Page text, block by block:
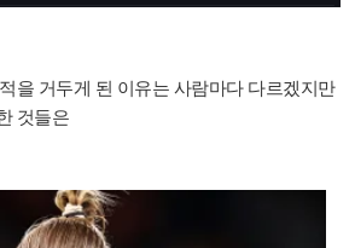
을 거두게 된 이유는 사람마다 다르겠지만
것들은